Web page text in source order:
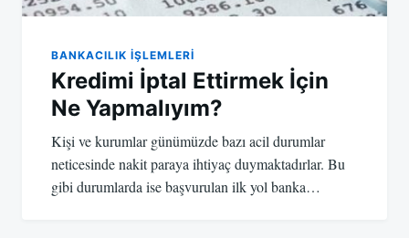
BANKACILIK IŞLEMLERI
Kredimi İptal Ettirmek İçin
Ne Yapmalıyım?
Kişi ve kurumlar günümüzde bazı acil durumlar
neticesinde nakit paraya ihtiyaç duymaktadırlar. Bu
gibi durumlarda ise başvurulan ilk yol banka…